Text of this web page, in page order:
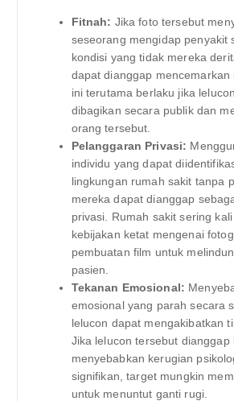
Fitnah: Jika foto tersebut
seseorang mengidap penyakit
kondisi yang tidak mereka
dapat dianggap mencemarkan
ini terutama berlaku jika
dibagikan secara publik dan
orang tersebut.
Pelanggaran Privasi:
individu yang dapat
lingkungan rumah sakit tanpa
mereka dapat dianggap
privasi. Rumah sakit sering
kebijakan ketat mengenai
pembuatan film untuk
pasien.
Tekanan Emosional:
emosional yang parah secara
lelucon dapat mengakibatkan
Jika lelucon tersebut dianggap
menyebabkan kerugian
signifikan, target mungkin
untuk menuntut ganti rugi.